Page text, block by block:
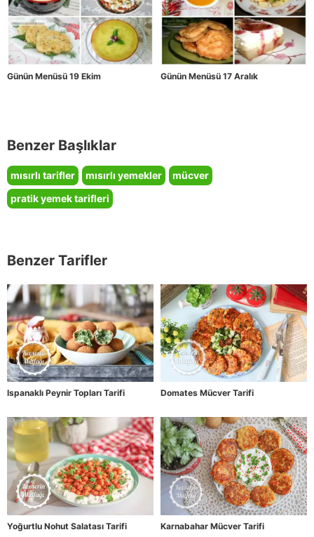
Günün Menüsü 19 Ekim Günün Menüsü 17 Aralık
Benzer Başlıklar
mısırlı tarifler mısırlı yemekler
mücver
pratik yemek tarifleri
Benzer Tarifler
Ispanaklı Peynir Topları Tarifi Domates Mücver Tarifi
Yoğurtlu Nohut Salatası Tarifi Karnabahar Mücver Tarifi